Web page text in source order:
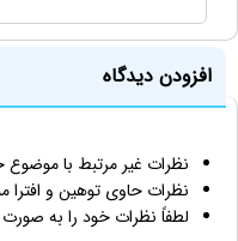
افزودن دیدگاه
نظرات غیر مرتبط با
نظرات حاوی توهین و افترا
لطفاً نظرات خود را به